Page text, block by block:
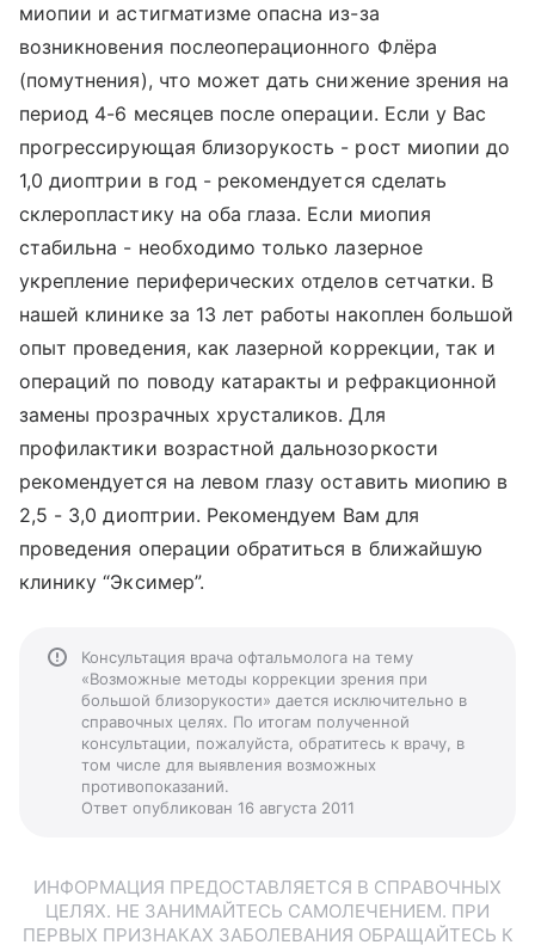
миопии и астигматизме опасна из-за
возникновения послеоперационного Флёра
(помутнения), что может дать снижение зрения на
период 4-6 месяцев после операции. Если у Вас
прогрессирующая близорукость - рост миопии до
1,0 диоптрии в год - рекомендуется сделать
склеропластику на оба глаза. Если миопия
стабильна - необходимо только лазерное
укрепление периферических отделов сетчатки. В
нашей клинике за 13 лет работы накоплен большой
опыт проведения, как лазерной коррекции, так и
операций по поводу катаракты и рефракционной
замены прозрачных хрусталиков. Для
профилактики возрастной дальнозоркости
рекомендуется на левом глазу оставить миопию в
2,5 - 3,0 диоптрии. Рекомендуем Вам для
проведения операции обратиться в ближайшую
клинику “Эксимер”.
Консультация врача офтальмолога на тему
«Возможные методы коррекции зрения при
большой близорукости» дается исключительно в
справочных целях. По итогам полученной
консультации, пожалуйста, обратитесь к врачу, в
том числе для выявления возможных
противопоказаний.
Ответ опубликован 16 августа 2011
ИНФОРМАЦИЯ ПРЕДОСТАВЛЯЕТСЯ В СПРАВОЧНЫХ
ЦЕЛЯХ. НЕ ЗАНИМАЙТЕСЬ САМОЛЕЧЕНИЕМ. ПРИ
ПЕРВЫХ ПРИЗНАКАХ ЗАБОЛЕВАНИЯ ОБРАЩАЙТЕСЬ К